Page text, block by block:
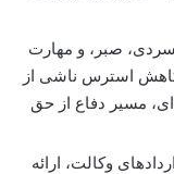
صبر، و مهارت
استرس ناشی از
مسیر دفاع از حق
وکالت، ارائه